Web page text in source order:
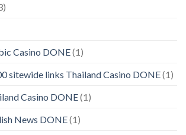
Casino DONE(1)
sitewide links Thailand Casino DONE(1)
Casino DONE(1)
News DONE(1)